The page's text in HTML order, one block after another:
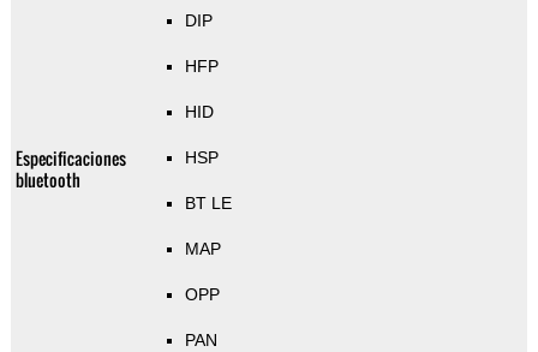
Especificaciones
bluetooth
DIP
HFP
HID
HSP
BT LE
MAP
OPP
PAN